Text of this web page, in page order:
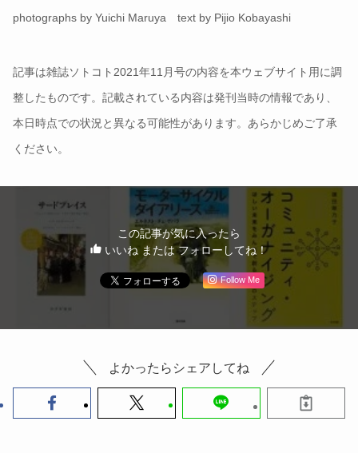
photographs by Yuichi Maruya text by Pijio Kobayashi
記事は雑誌ソトコト2021年11月号の内容を本ウェブサイト用に調
整したものです。記載されている内容は発刊当時の情報であり、
本日時点での状況と異なる可能性があります。あらかじめご了承
ください。
この記事が気に入ったら
いいね または フォローしてね！
Follow Me
よかったらシェアしてね